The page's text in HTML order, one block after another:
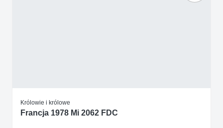
Królowie i królowe
Francja 1978 Mi 2062 FDC